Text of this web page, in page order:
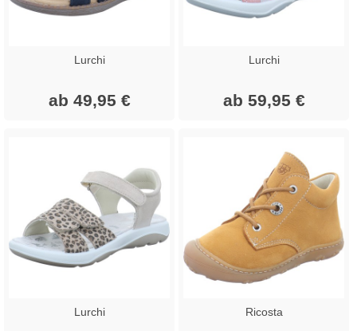
Lurchi
ab 49,95 €
Lurchi
ab 59,95 €
Lurchi Ricosta